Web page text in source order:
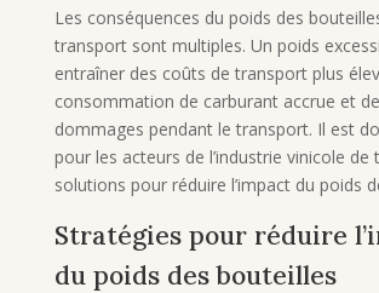
Les conséquences du poids des
transport sont multiples. Un poids
entraîner des coûts de transport plus
consommation de carburant accrue et
dommages pendant le transport. Il est
pour les acteurs de l’industrie vinicole de
solutions pour réduire l’impact du poids
Stratégies pour réduire
du poids des bouteilles